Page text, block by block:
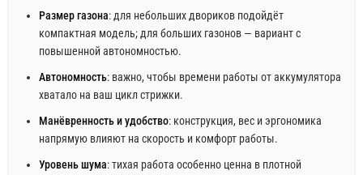
Размер газона: для небольших двориков подойдёт
компактная модель; для больших газонов — вариант с
повышенной автономностью.
Автономность: важно, чтобы времени работы от аккумулятора
хватало на ваш цикл стрижки.
Манёвренность и удобство: конструкция, вес и эргономика
напрямую влияют на скорость и комфорт работы.
Уровень шума: тихая работа особенно ценна в плотной